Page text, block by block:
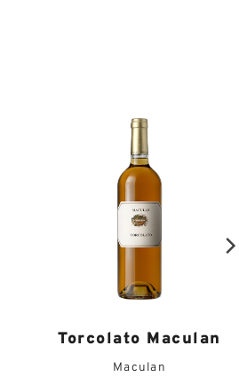
Torcolato Maculan
Maculan